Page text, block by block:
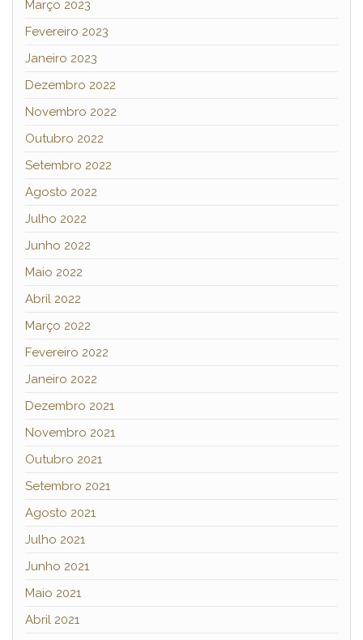
Março 2023
Fevereiro 2023
Janeiro 2023
Dezembro 2022
Novembro 2022
Outubro 2022
Setembro 2022
Agosto 2022
Julho 2022
Junho 2022
Maio 2022
Abril 2022
Março 2022
Fevereiro 2022
Janeiro 2022
Dezembro 2021
Novembro 2021
Outubro 2021
Setembro 2021
Agosto 2021
Julho 2021
Junho 2021
Maio 2021
Abril 2021